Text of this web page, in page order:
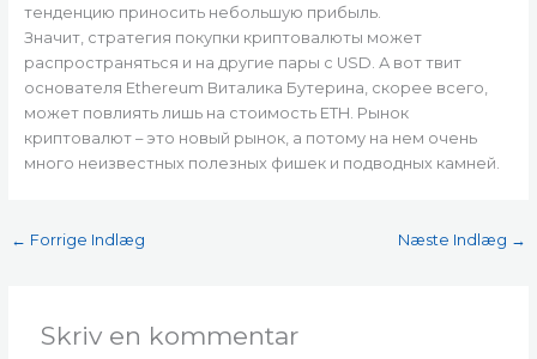
тенденцию приносить небольшую прибыль.
Значит, стратегия покупки криптовалюты может
распространяться и на другие пары с USD. А вот твит
основателя Ethereum Виталика Бутерина, скорее всего,
может повлиять лишь на стоимость ETH. Рынок
криптовалют – это новый рынок, а потому на нем очень
много неизвестных полезных фишек и подводных камней.
← Forrige Indlæg Næste Indlæg →
Skriv en kommentar